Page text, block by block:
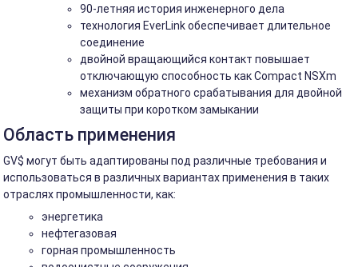
90-летняя история инженерного дела
технология EverLink обеспечивает длительное
соединение
двойной вращающийся контакт повышает
отключающую способность как Compact NSXm
механизм обратного срабатывания для двойной
защиты при коротком замыкании
Область применения
GV$ могут быть адаптированы под различные требования и
использоваться в различных вариантах применения в таких
отраслях промышленности, как:
энергетика
нефтегазовая
горная промышленность